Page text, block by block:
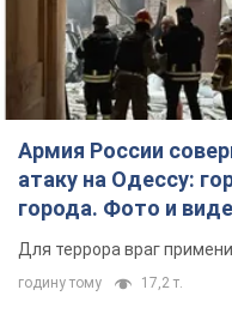
Для террора враг
годину тому 17,2 т.
Россия
ПВО: Зеленский
технологии"
Президент заявил, что
украинских ударов
11 годин тому 86,8 т.